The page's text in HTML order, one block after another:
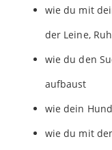
wie du mit
der Leine,
wie du den
aufbaust
wie dein
wie du mit